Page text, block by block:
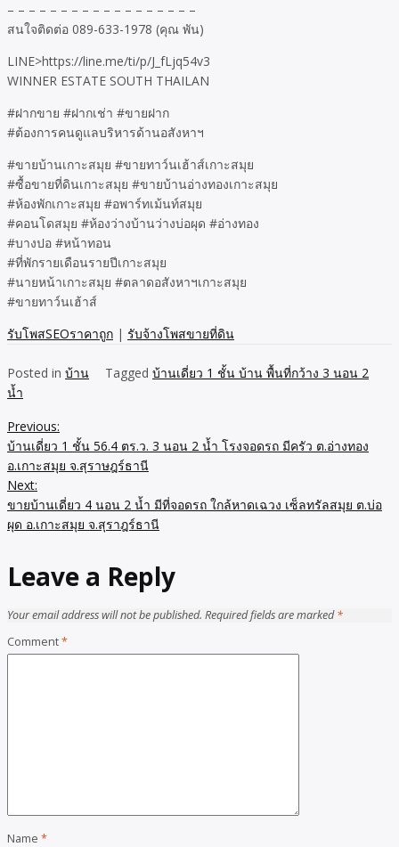
– – – – – – – – – – – – – – – – – –
สนใจติดต่อ 089-633-1978 (คุณ พัน)
LINE>https://line.me/ti/p/J_fLjq54v3
WINNER ESTATE SOUTH THAILAN
#ฝากขาย #ฝากเช่า #ขายฝาก
#ต้องการคนดูแลบริหารด้านอสังหาฯ
#ขายบ้านเกาะสมุย #ขายทาว์นเฮ้าส์เกาะสมุย
#ซื้อขายที่ดินเกาะสมุย #ขายบ้านอ่างทองเกาะสมุย
#ห้องพักเกาะสมุย #อพาร์ทเม้นท์สมุย
#คอนโดสมุย #ห้องว่างบ้านว่างบ่อผุด #อ่างทอง
#บางปอ #หน้าทอน
#ที่พักรายเดือนรายปีเกาะสมุย
#นายหน้าเกาะสมุย #ตลาดอสังหาฯเกาะสมุย
#ขายทาว์นเฮ้าส์
รับโพสSEOราคาถูก | รับจ้างโพสขายที่ดิน
Posted in บ้าน Tagged บ้านเดี่ยว 1 ชั้น บ้าน พื้นที่กว้าง 3 นอน 2
น้ำ
Post
navigation
Previous:
บ้านเดี่ยว 1 ชั้น 56.4 ตร.ว. 3 นอน 2 น้ำ โรงจอดรถ มีครัว ต.อ่างทอง
อ.เกาะสมุย จ.สุราษฎร์ธานี
Next:
ขายบ้านเดี่ยว 4 นอน 2 น้ำ มีที่จอดรถ ใกล้หาดเฉวง เซ็ลทรัลสมุย ต.บ่อ
ผุด อ.เกาะสมุย จ.สุราฎร์ธานี
Leave a Reply
Your email address will not be published. Required fields are marked*
Comment*
Name *